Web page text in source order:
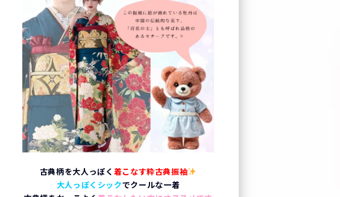
古典柄を大人っぽく 着こなす粋古典振袖
大人っぽくシックでクールな一着